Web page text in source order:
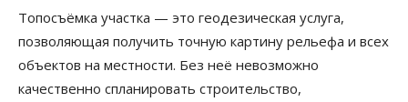
Топосъёмка участка — это геодезическая услуга,
позволяющая получить точную картину рельефа и всех
объектов на местности. Без неё невозможно
качественно спланировать строительство,